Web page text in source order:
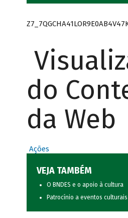
do
da Web
Ações
VEJA TAMBÉM
O BNDES e o apoio à cultura
Patrocínio a eventos culturais